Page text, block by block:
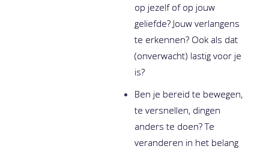
op jezelf of op jouw
geliefde? Jouw verlangens
te erkennen? Ook als dat
(onverwacht) lastig voor je
is?
Ben je bereid te bewegen,
te versnellen, dingen
anders te doen? Te
veranderen in het belang